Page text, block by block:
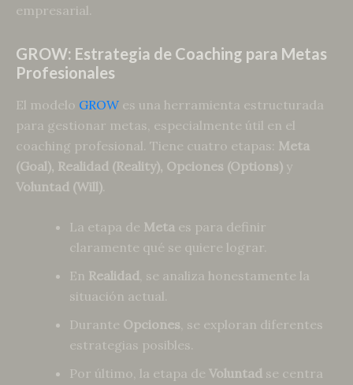
empresarial.
GROW: Estrategia de Coaching para Metas
Profesionales
El modelo GROW es una herramienta estructurada
para gestionar metas, especialmente útil en el
coaching profesional. Tiene cuatro etapas: Meta
(Goal), Realidad (Reality), Opciones (Options) y
Voluntad (Will)
La etapa de Meta es para definir
claramente qué se quiere lograr.
En Realidad, se analiza honestamente la
situación actual.
Durante Opciones, se exploran diferentes
estrategias posibles.
Por último, la etapa de Voluntad se centra